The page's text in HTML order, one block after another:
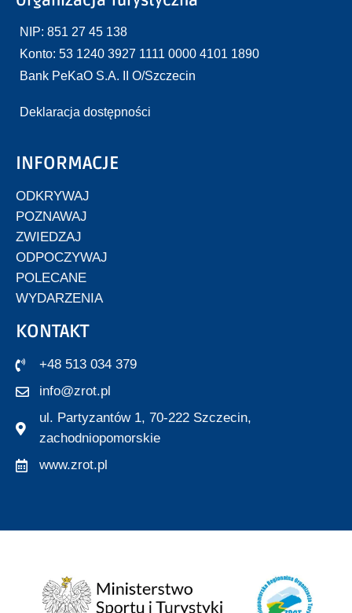
NIP: 851 27 45 138
Konto: 53 1240 3927 1111 0000 4101 1890
Bank PeKaO S.A. II O/Szczecin
Deklaracja dostępności
INFORMACJE
ODKRYWAJ
POZNAWAJ
ZWIEDZAJ
ODPOCZYWAJ
POLECANE
WYDARZENIA
KONTAKT
+48 513 034 379
info@zrot.pl
ul. Partyzantów 1, 70-222 Szczecin,
zachodniopomorskie
www.zrot.pl